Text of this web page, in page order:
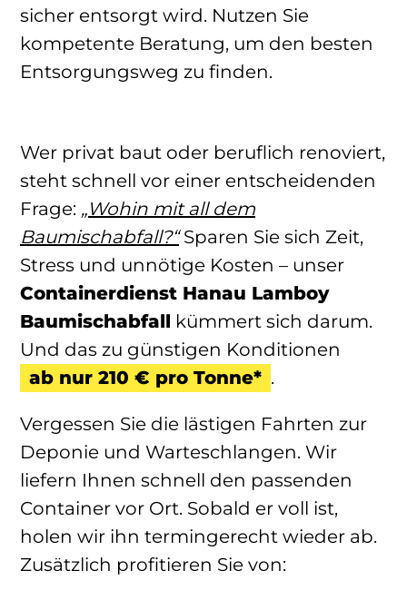
sicher entsorgt wird. Nutzen Sie
kompetente Beratung, um den besten
Entsorgungsweg zu finden.
Wer privat baut oder beruflich renoviert,
steht schnell vor einer entscheidenden
Frage: „Wohin mit all dem
Baumischabfall?“Sparen Sie sich Zeit,
Stress und unnötige Kosten – unser
Containerdienst Hanau Lamboy
Baumischabfall kümmert sich darum.
Und das zu günstigen Konditionen
ab nur 210 € pro Tonne* .
Vergessen Sie die lästigen Fahrten zur
Deponie und Warteschlangen. Wir
liefern Ihnen schnell den passenden
Container vor Ort. Sobald er voll ist,
holen wir ihn termingerecht wieder ab.
Zusätzlich profitieren Sie von: